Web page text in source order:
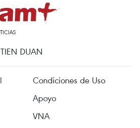
DUAN
Condiciones de Uso
Apoyo
VNA